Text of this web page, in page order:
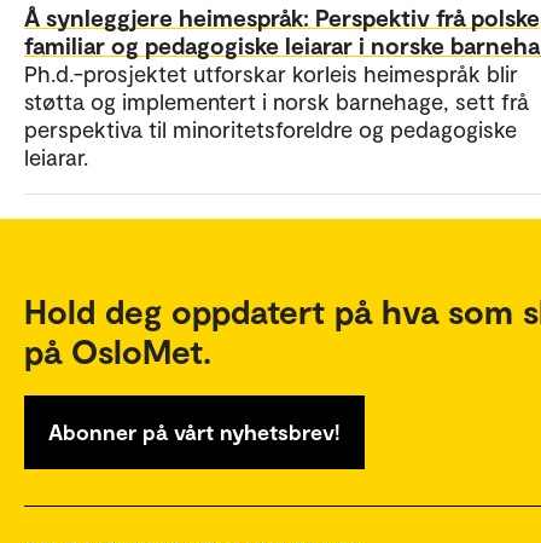
Å synleggjere heimespråk: Perspektiv frå polske
familiar og pedagogiske leiarar i norske
Ph.d.-prosjektet utforskar korleis heimespråk blir
støtta og implementert i norsk barnehage, sett frå
perspektiva til minoritetsforeldre og pedagogiske
leiarar.
Hold deg oppdatert på hva som
på OsloMet.
Abonner på vårt nyhetsbrev!